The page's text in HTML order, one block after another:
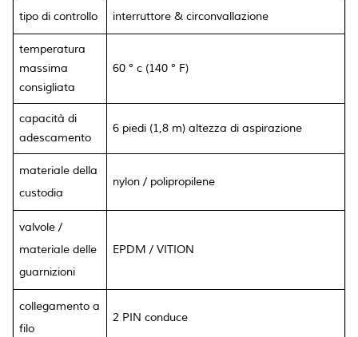
tipo di controllo interruttore & circonvallazione
temperatura
massima
consigliata
60 ° c (140 ° F)
capacità di
adescamento
6 piedi (1,8 m) altezza di aspirazione
materiale della
custodia
nylon / polipropilene
valvole /
materiale delle
guarnizioni
EPDM / VITION
collegamento a
filo
2 PIN conduce